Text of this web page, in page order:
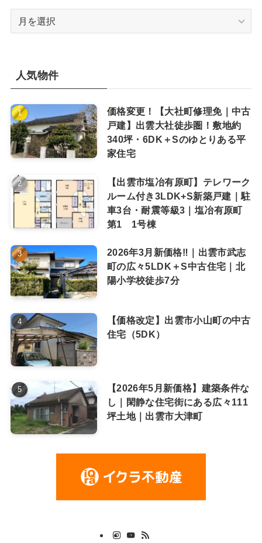
ブ人気物件
価格変更！【大社町修理免｜中古
戸建】出雲大社徒歩圏！敷地約
340坪・6DK＋Sのゆとりある平
家住宅
【出雲市塩冶有原町】テレワーク
ルーム付き3LDK+S新築戸建｜駐
車3台・耐震等級3｜塩冶有原町
第1 1号棟
2026年3月新価格‼｜出雲市武志
町の広々5LDK＋S中古住宅｜北
陽小学校徒歩7分
【価格改定】出雲市小山町の中古
住宅（5DK）
【2026年5月新価格】建築条件な
し｜閑静な住宅街にある広々111
坪土地｜出雲市大津町